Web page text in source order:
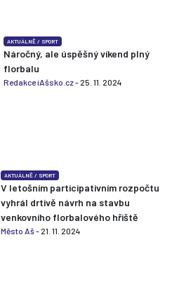
AKTUÁLNĚ / SPORT
Náročný, ale úspěšný víkend plný
florbalu
Redakce iAšsko.cz- 25. 11. 2024
AKTUÁLNĚ / SPORT
V letošním participativním rozpočtu
vyhrál drtivě návrh na stavbu
venkovního florbalového hřiště
Město Aš- 21. 11. 2024